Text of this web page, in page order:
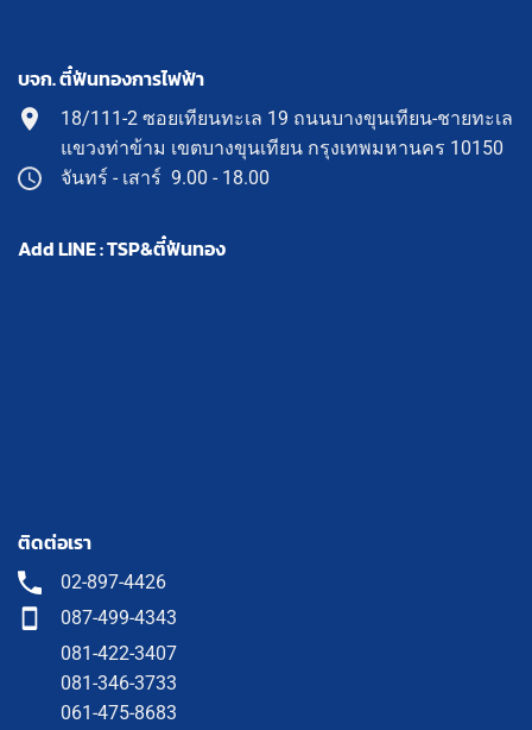
บจก. ตี๋ฟันทองการไฟฟ้า
18/111-2 ซอยเทียนทะเล 19 ถนนบางขุนเทียน-ชายทะเล
แขวงท่าข้าม เขตบางขุนเทียน กรุงเทพมหานคร 10150
จันทร์ - เสาร์ 9.00 - 18.00
Add LINE : TSP&ตี๋ฟันทอง
ติดต่อเรา
02-897-4426
087-499-4343
081-422-3407
081-346-3733
061-475-8683